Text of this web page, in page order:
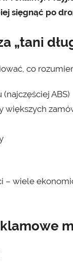
sięgnąć po
„tani
co
ABS)
większych
– wiele